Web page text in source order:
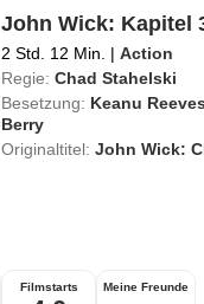
John Wick: Kapitel
2 Std. 12 Min. | Action
Regie: Chad Stahelski
Besetzung: Keanu Reeves
Berry
Originaltitel: John Wick:
Filmstarts Meine Freunde